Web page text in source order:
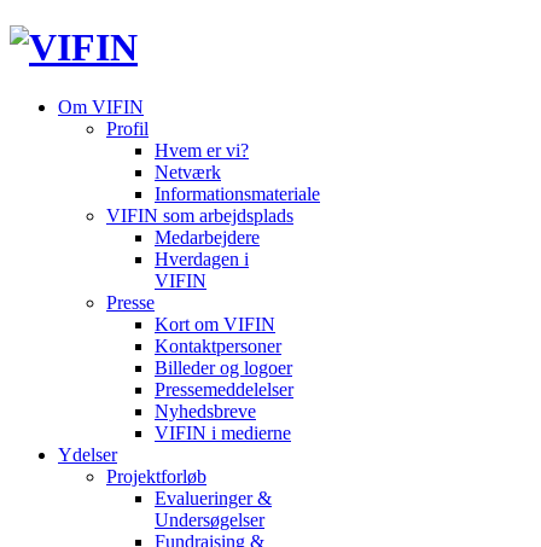
Om VIFIN
Profil
Hvem er vi?
Netværk
Informationsmateriale
VIFIN som arbejdsplads
Medarbejdere
Hverdagen i
VIFIN
Presse
Kort om VIFIN
Kontaktpersoner
Billeder og logoer
Pressemeddelelser
Nyhedsbreve
VIFIN i medierne
Ydelser
Projektforløb
Evalueringer &
Undersøgelser
Fundraising &